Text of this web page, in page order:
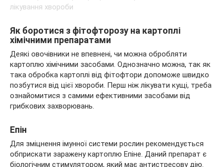
Як боротися з фітофторозу на картоплі
хімічними препаратами
Деякі овочівники не впевнені, чи можна обробляти
картоплю хімічними засобами. Однозначно можна, так як
така обробка картоплі від фітофтори допоможе швидко
позбутися від цієї хвороби. Перш ніж лікувати кущі, треба
ознайомитися з самими ефективними засобами від
грибкових захворювань.
Епін
Для зміцнення імунної системи рослин рекомендується
обприскати заражену картоплю Епіне. Даний препарат є
біологічним стимулятором, який має антистресову дію.